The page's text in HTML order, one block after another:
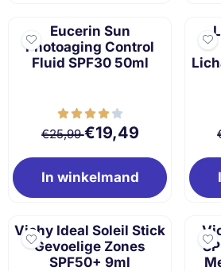
Eucerin Sun
Photoaging Control
Fluid SPF30 50ml
Van 25,99 voor 19,49
€25,99€19,49
In winkelmand
Vichy Ideal Soleil Stick
Gevoelige Zones
SPF50+ 9ml